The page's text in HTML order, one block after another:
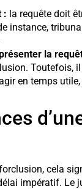
: la requête doit
instance,
la
Toutefois,
en temps
cela
impératif. Le